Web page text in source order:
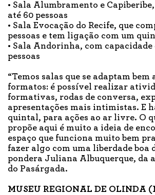
• Sala Alumbramento e
até 60 pessoas
• Sala Evocação do Recife, que
pessoas e tem ligação com um
• Sala Andorinha, com capacidade
pessoas
“Temos salas que se adaptam bem
formatos: é possível realizar
formativas, rodas de conversa,
apresentações mais intimistas. E
quintal, para ações ao ar livre. O
propõe aqui é muito a ideia de
espaço que funciona muito bem
fazer algo com uma liberdade boa
pondera Juliana Albuquerque, da
do Pasárgada.
MUSEU REGIONAL DE OLINDA